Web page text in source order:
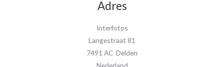
Adres
Interfotos
Langestraat 81
7491 AC Delden